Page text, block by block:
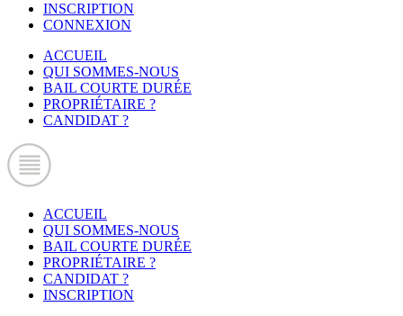
INSCRIPTION
CONNEXION
ACCUEIL
QUI SOMMES-NOUS
BAIL COURTE DURÉE
PROPRIÉTAIRE ?
CANDIDAT ?
ACCUEIL
QUI SOMMES-NOUS
BAIL COURTE DURÉE
PROPRIÉTAIRE ?
CANDIDAT ?
INSCRIPTION